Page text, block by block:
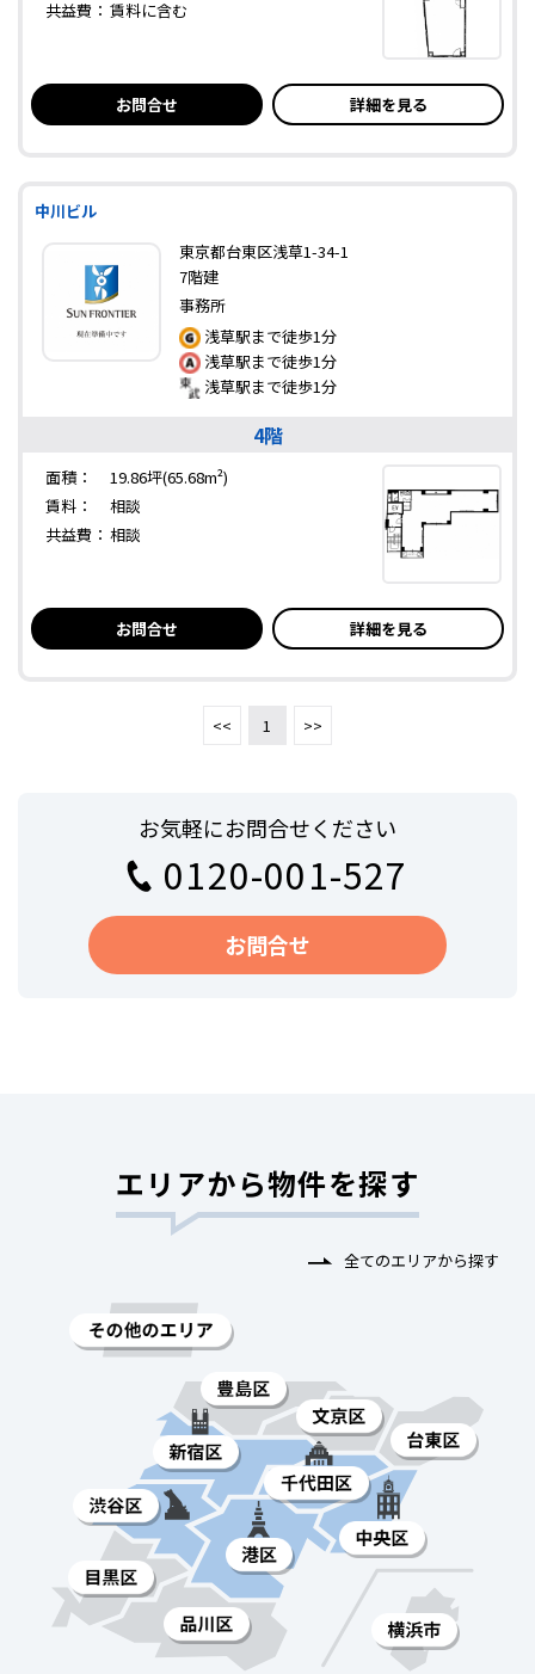
共益費： 賃料に含む
お問合せ 詳細を見る
中川ビル
東京都台東区浅草1-34-1
7階建
事務所
浅草駅まで徒歩1分
浅草駅まで徒歩1分
浅草駅まで徒歩1分
4階
面積：
19.86坪(65.68m²)
賃料：
相談
共益費： 相談
お問合せ 詳細を見る
<< 1 >>
お気軽にお問合せください
0120-001-527
お問合せ
エリアから物件を探す
全てのエリアから探す